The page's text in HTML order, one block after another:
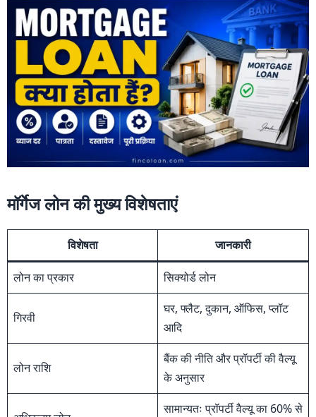
मॉर्गेज लोन की मुख्य विशेषताएं
विशेषता जानकारी
लोन का प्रकार सिक्योर्ड लोन
गिरवी
घर, फ्लैट, दुकान, ऑफिस, प्लॉट
आदि
लोन राशि
बैंक की नीति और प्रॉपर्टी की वैल्यू
के अनुसार
सामान्यतः प्रॉपर्टी वैल्यू का 60% से